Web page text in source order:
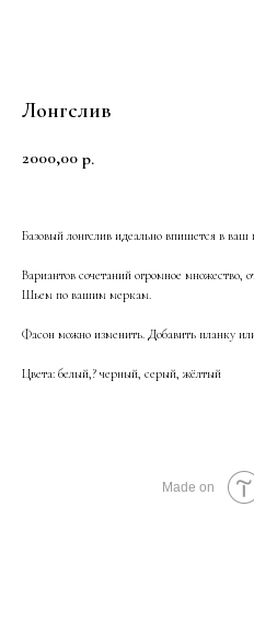
Лонгслив
2000,00 р.
Базовый лонгслив идеально впишется в ваш
Вариантов сочетаний огромное множество,
Шьем по вашим меркам.
Фасон можно изменить. Добавить планку
Цвета: белый,? черный, серый, жёлтый
Made on